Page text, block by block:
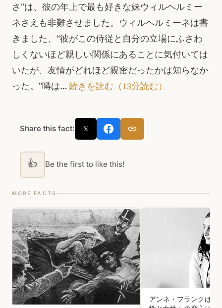
さ”は、彼の年上で最も好きな妹ウィルヘルミー
ネさえも非難させました。ウィルヘルミーネは書
きました、“彼がこの侍従と自分の立場にふさわ
しくないほど親しい関係にあることに気付いては
いたが、友情がどれほど親密だったかは知らなか
った。”噂は… 続きを読む（13分読む）
Share this fact: 𝕏
👍 Be the first to like this!
MORE FACTS
アンネ・フランクは両